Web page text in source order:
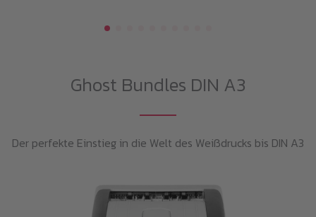
Ghost Bundles DIN A3
Der perfekte Einstieg in die Welt des Weißdrucks bis DIN A3